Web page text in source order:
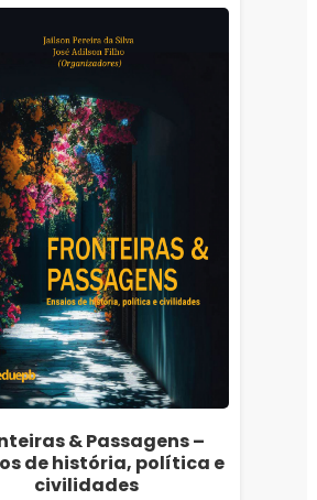
& Passagens –
de história, política e
civilidades